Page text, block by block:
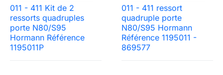
011 - 411 Kit de 2
ressorts quadruples
porte N80/S95
Hormann Référence
1195011P
011 - 411 ressort
quadruple porte
N80/S95 Hormann
Référence 1195011 -
869577